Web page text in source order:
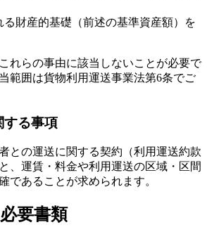
る財産的基礎（前述の基準資産額）を
れらの事由に該当しないことが必要で
範囲は貨物利用運送事業法第6条でご
する事項
との運送に関する契約（利用運送約款
、運賃・料金や利用運送の区域・区間
であることが求められます。
要書類